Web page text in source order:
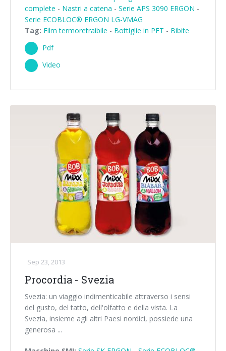
ingresso in linea
ingresso a 90°
Corsi palettizzatori
complete - Nastri a catena - Serie APS 3090 ERGON -
Serie ECOBLOC® ERGON LG-VMAG
Tag: Film termoretraibile - Bottiglie in PET - Bibite
Pdf
Video
Sep 23, 2013
Procordia - Svezia
Svezia: un viaggio indimenticabile attraverso i sensi
del gusto, del tatto, dell'olfatto e della vista. La
Svezia, insieme agli altri Paesi nordici, possiede una
generosa ...